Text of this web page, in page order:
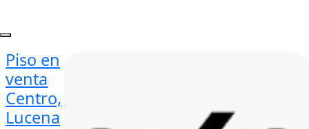
Piso en
venta
Centro,
Lucena